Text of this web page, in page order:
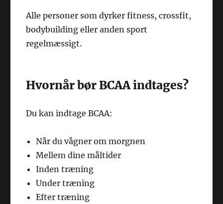
Alle personer som dyrker fitness, crossfit,
bodybuilding eller anden sport
regelmæssigt.
Hvornår bør BCAA indtages?
Du kan indtage BCAA:
Når du vågner om morgnen
Mellem dine måltider
Inden træning
Under træning
Efter træning